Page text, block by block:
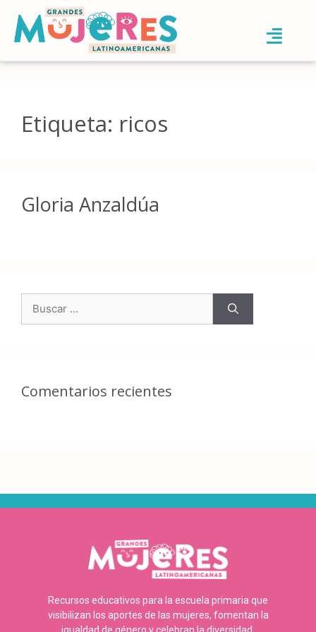
Etiqueta: ricos
Gloria Anzaldúa
Comentarios recientes
Recursos educativos para la escuela primaria que
visibilizan los aportes de las mujeres, fomentan la
igualdad de género y celebran la diversidad.